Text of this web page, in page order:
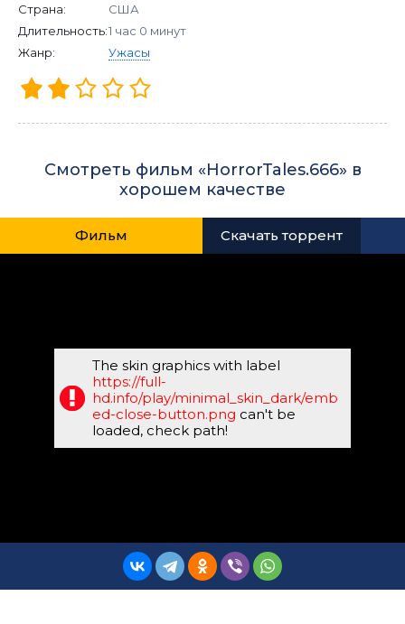
Страна:
США
Длительность:1 час 0 минут
Жанр:
Ужасы
Смотреть фильм «HorrorTales.666» в
хорошем качестве
Фильм Скачать торрент
The skin graphics with label
https://full-
hd.info/play/minimal_skin_dark/emb
ed-close-button.png can't be
loaded, check path!